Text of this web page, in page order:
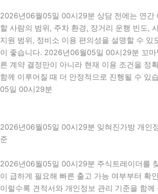
2026년06월05일 00시29분 상담 전에는 연간
할 사람의 범위, 주차 환경, 장거리 운행 빈도,
지원 범위, 정비소 이용 편의성을 설명할 수 있
이 좋습니다. 2026년06월05일 00시29분 꼬
른 계약 결정만이 아니라 현재 이용 조건을 정
함께 이루어질 때 더 안정적으로 진행될 수 있
05일 00시29분
2026년06월05일 00시29분 잊혀진가방 개인
준
2026년06월05일 00시29분 주식트레이더를
이 급하게 필요해 빠른 출고 가능 여부부터 확
이럴수록 견적서와 개인정보 관리 기준을 함